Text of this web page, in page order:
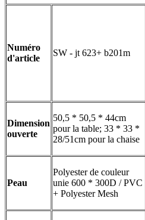
Numéro
d'article
SW - jt 623+ b201m
Dimension
ouverte
50,5 * 50,5 * 44cm
pour la table; 33 * 33 *
28/51cm pour la chaise
Peau
Polyester de couleur
unie 600 * 300D / PVC
+ Polyester Mesh